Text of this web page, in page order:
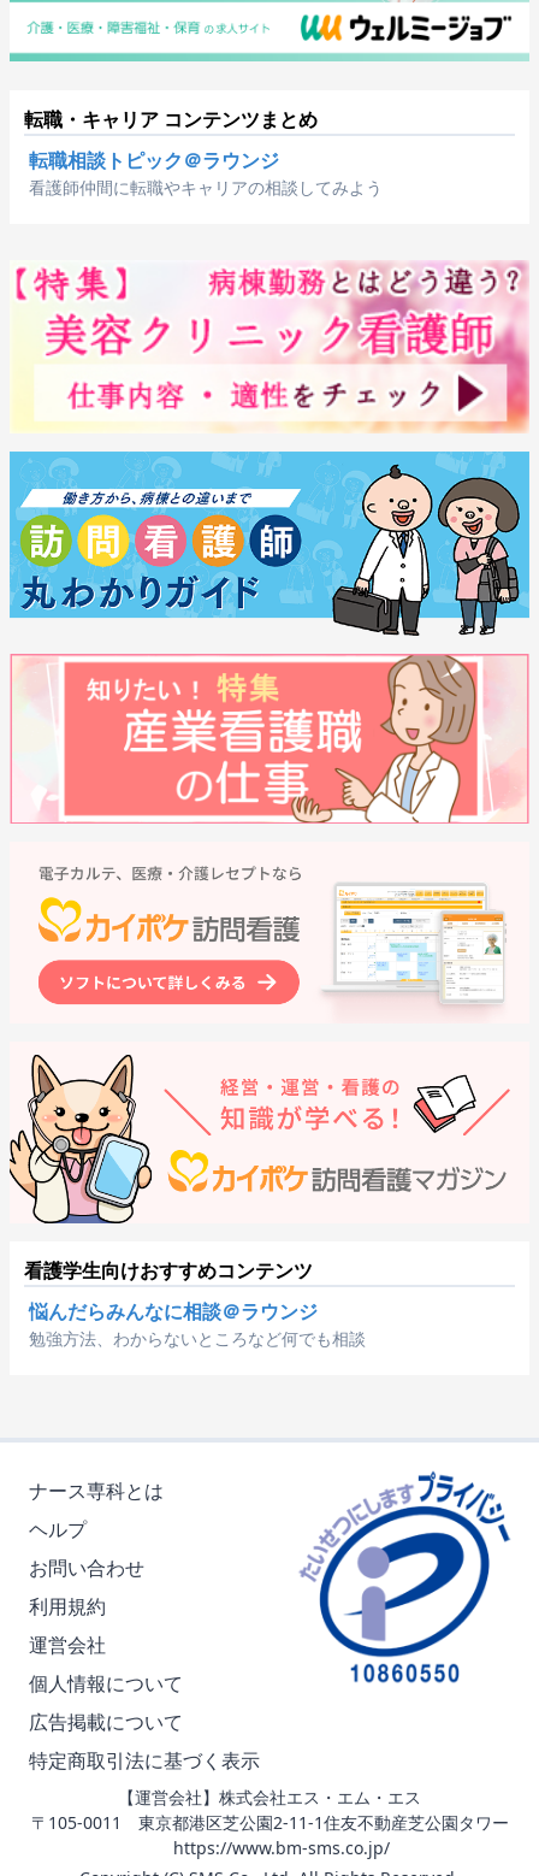
転職・キャリア コンテンツまとめ
転職相談トピック＠ラウンジ
看護師仲間に転職やキャリアの相談してみよう
看護学生向けおすすめコンテンツ
悩んだらみんなに相談＠ラウンジ
勉強方法、わからないところなど何でも相談
ナース専科とは
ヘルプ
お問い合わせ
利用規約
運営会社
個人情報について
広告掲載について
特定商取引法に基づく表示
【運営会社】株式会社エス・エム・エス
〒105-0011 東京都港区芝公園2-11-1住友不動産芝公園タワー
https://www.bm-sms.co.jp/